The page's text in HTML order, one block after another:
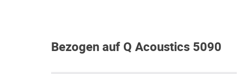
Bezogen auf Q Acoustics 5090